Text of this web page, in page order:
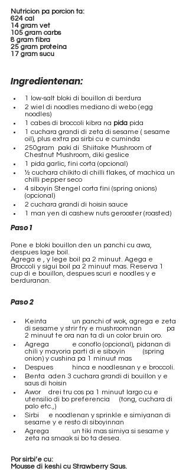
Nutricion pa porcion ta:
624 cal
14 gram vet
105 gram carbs
8 gram fibra
25 gram proteina
17 gram sucu
Ingredientenan:
1 low-salt bloki di bouillon di berdura
2 wiel di noodles mediano di webo (egg
noodles)
1 cabes di broccoli kibra na pida pida
1 cuchara grandi di zeta di sesame ( sesame
oil), plus extra pa sirbi cu e cuminda
250gram  paki di  Shiitake Mushroom of
Chestnut Mushroom, diki geslice
1 pida garlic, fini corta (opcional)
½ cuchara chikito di chilli flakes, of machica un
chilli pepper seco
4 siboyin Stengel corta fini (spring onions)
(opcional)
2 cuchara grandi di hoisin sauce
1 man yen di cashew nuts gerooster (roasted)
Paso 1
Pone e bloki bouillon den un panchi cu awa,
Agrega e , y lege boil pa 2 minuut. Agega e
Broccoli y sigui boil pa 2 minuut mas. Reserva 1
cup di e bouillon, despues scuri e noodles y e
berduranan.
Paso 2
Keinta 	un panchi of wok, agrega e zeta
di sesame y strir fry e mushroomnan 	pa
2 minuut te ora nan ta di un color bruin oro.
Agrega 	e conoflo (opcional), pidanan di
chili y mayoria parti di e siboyin 	(spring
onion) y cushina pa 1 minuut mas
Despues 	hinca e noodlesnan y e broccoli.
Benta 	aden 3 cuchara grandi di bouillon y e
saus di hoisin
Awor 	drei tru cos pa 1 minuut largo cu e
utensilio di bo preferencia 	(tong, cuchara di
palo etc.,)
Sirbi 	e noodlenan y sprinkle e simiyanan di
sesame y e resto di siboyinnan
Agrega 	un tiki mas simiya si sesame y
zeta na smaak si bo ta desea.
Por sirbi’e cu:
Mousse di keshi cu Strawberry Saus.